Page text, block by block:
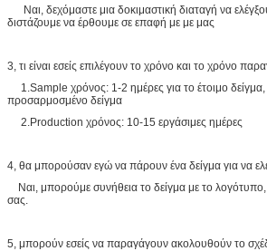
Ναι, δεχόμαστε μια δοκιμαστική διαταγή να
διστάζουμε να έρθουμε σε επαφή με με μας
3, τι είναι εσείς επιλέγουν το χρόνο και το χρόνο
1.Sample χρόνος: 1-2 ημέρες για το έτοιμο δείγμα,
προσαρμοσμένο δείγμα
2.Production χρόνος: 10-15 εργάσιμες ημέρες
4, θα μπορούσαν εγώ να πάρουν ένα δείγμα για να
Ναι, μπορούμε συνήθεια το δείγμα με το
σας.
5, μπορούν εσείς να παραγάγουν ακολουθούν το